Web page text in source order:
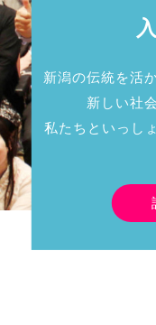
新潟の伝統を活
新しい社
私たちといっし